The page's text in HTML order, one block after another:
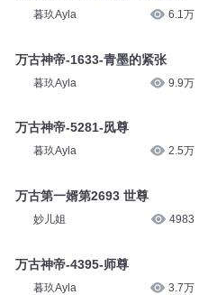
暮玖Ayla 6.1万
万古神帝-1633-青墨的紧张
暮玖Ayla 9.9万
万古神帝-5281-㶡尊
暮玖Ayla 2.5万
万古第一婿第2693 世尊
妙儿姐 4983
万古神帝-4395-师尊
暮玖Ayla 3.7万